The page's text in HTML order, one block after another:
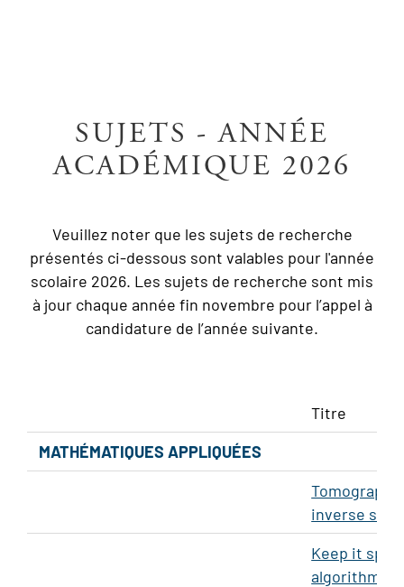
SUJETS - ANNÉE
ACADÉMIQUE 2026
Veuillez noter que les sujets de recherche
présentés ci-dessous sont valables pour l'année
scolaire 2026. Les sujets de recherche sont mis
à jour chaque année fin novembre pour l’appel à
candidature de l’année suivante.
Titre
MATHÉMATIQUES APPLIQUÉES
Tomography
inverse
Keep it
algorithms